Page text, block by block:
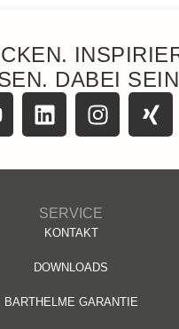
DABEI
SERVICE
KONTAKT
DOWNLOADS
BARTHELME GARANTIE